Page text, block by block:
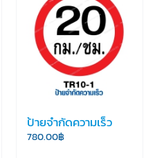
ป้ายจำกัดความเร็ว
780.00฿